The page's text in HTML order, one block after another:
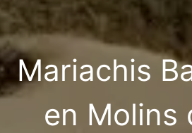
Mariachis
en Molins